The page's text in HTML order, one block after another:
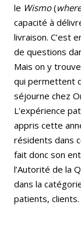
le Wismo(
capacité à
livraison. C’est
de questions
Mais on y
qui permettent
séjourne chez
L'expérience
appris cette
résidents dans
fait donc son
l’Autorité de la
dans la
patients, clients.